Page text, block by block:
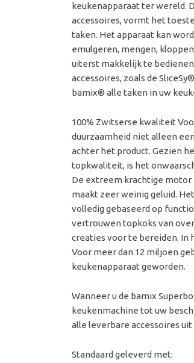
keukenappa­raat ter wereld.
accessoires, vormt het
taken. Het apparaat kan
emulgeren, mengen,
uiterst makkelijk te
accessoires, zoals de
bamix® alle taken in uw
100% Zwitserse kwaliteit
duurzaamheid niet alleen
achter het product. Gezien
topkwaliteit, is het
De extreem krachtige motor
maakt zeer weinig geluid.
volledig gebaseerd op
vertrouwen topkoks van
creaties voor te bereiden. In
Voor meer dan 12 miljoen
keukenapparaat geworden.
Wanneer u de bamix
keukenmachine tot uw
alle leverbare accessoires
Standaard geleverd met: